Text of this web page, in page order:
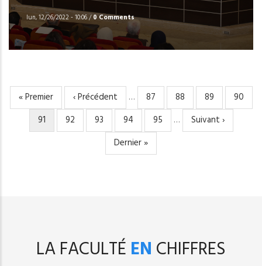
lun, 12/26/2022 - 10:06/0 Comments
PAGINATION
Première
page
« Premier
Page
précédente
‹ Précédent … Page
87 Page
88 Page
89 Page
90
Page
courante
91 Page
92 Page
93 Page
94 Page
95 …
Page
suivante
Suivant ›
Dernière
page
Dernier »
LA FACULTÉ EN CHIFFRES